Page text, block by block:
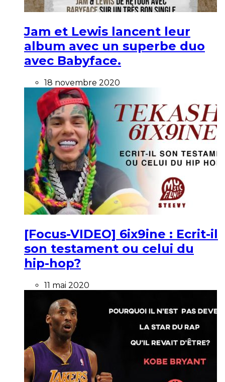
Jam et Lewis lancent leur
album avec un superbe duo
avec Babyface.
18 novembre 2020
[Focus-VIDEO] 6ix9ine : Ecrit-il
son testament ou celui du
hip-hop?
11 mai 2020